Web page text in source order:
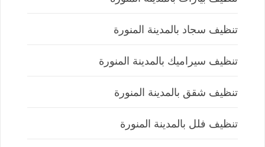
تنظيف سجاد بالمدينة المنورة
تنظيف سيراميك بالمدينة المنورة
تنظيف شقق بالمدينة المنورة
تنظيف فلل بالمدينة المنورة